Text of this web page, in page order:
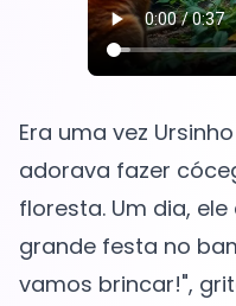
Era uma vez
adorava fazer
floresta. Um dia,
grande festa no
vamos brincar!",